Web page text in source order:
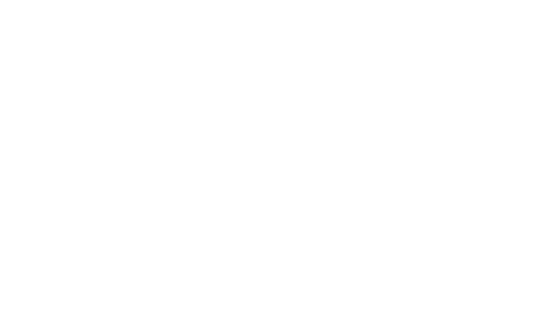
pláže. Lehátka a slunečníky na pláži za poplatek.
lukostřelba, pétanque, šipky, volejbal.